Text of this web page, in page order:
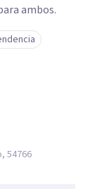
ambos.
54766